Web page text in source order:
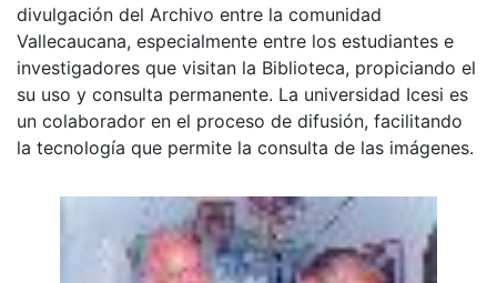
divulgación del Archivo entre la comunidad
Vallecaucana, especialmente entre los estudiantes e
investigadores que visitan la Biblioteca, propiciando el
su uso y consulta permanente. La universidad Icesi es
un colaborador en el proceso de difusión, facilitando
la tecnología que permite la consulta de las imágenes.